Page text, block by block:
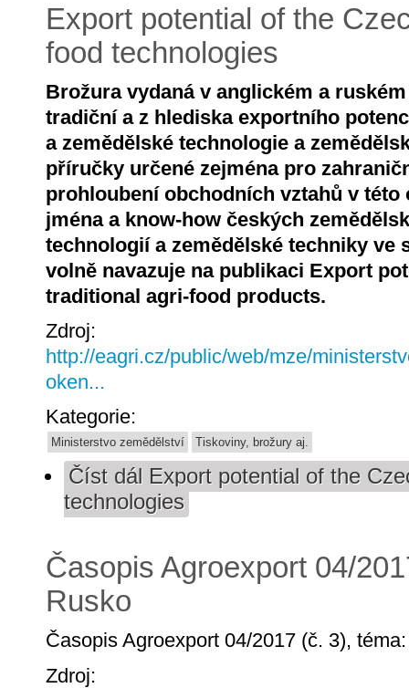
Export potential of the
food technologies
Brožura vydaná v anglickém a
tradiční a z hlediska exportního
a zemědělské technologie a
příručky určené zejména pro
prohloubení obchodních vztahů v
jména a know-how českých
technologií a zemědělské techniky ve
volně navazuje na publikaci Export
traditional agri-food products.
Zdroj:
http://eagri.cz/public/web/mze/
oken...
Kategorie:
Ministerstvo zemědělství Tiskoviny, brožury aj.
Číst dál Export potential of the
technologies
Časopis Agroexport 04/
Rusko
Časopis Agroexport 04/2017 (č. 3),
Zdroj: